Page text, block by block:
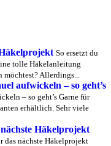
So ersetzt du
tolle Häkelanleitung
Allerdings...
aufwickeln – so geht’s
– so geht’s Garne für
erhältlich. Sehr viele
Häkelprojekt
das nächste Häkelprojekt